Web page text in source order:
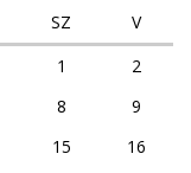
SZ
V
1
2
8
9
15
16